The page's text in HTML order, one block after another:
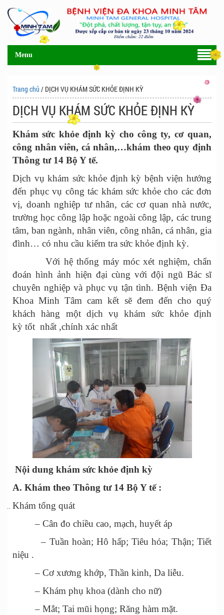
Menu
Trang chủ / DỊCH VỤ KHÁM SỨC KHỎE ĐỊNH KỲ
DỊCH VỤ KHÁM SỨC KHỎE ĐỊNH KỲ
Khám sức khỏe định kỳ cho công ty, cơ quan,
công nhân viên, cá nhân,…khám theo quy định
Thông tư 14 Bộ Y tế.
Dịch vụ khám sức khỏe định kỳ bệnh viện hướng
đến phục vụ công tác khám sức khỏe cho các đơn
vị, doanh nghiệp tư nhân, các cơ quan nhà nước,
trường học công lập hoặc ngoài công lập, các trung
tâm, ban ngành, nhân viên, công nhân, cá nhân, gia
đình… có nhu cầu kiểm tra sức khỏe định kỳ.
Với hệ thống máy móc xét nghiệm, chẩn
đoán hình ảnh hiện đại cùng với đội ngũ Bác sĩ
chuyên nghiệp và phục vụ tận tình. Bệnh viện Đa
Khoa Minh Tâm cam kết sẽ đem đến cho quý
khách hàng một dịch vụ khám sức khỏe định
kỳ tốt nhất ,chính xác nhất
Nội dung khám sức khỏe định kỳ
A. Khám theo Thông tư 14 Bộ Y tế :
Khám tổng quát
– Cân đo chiều cao, mạch, huyết áp
– Tuần hoàn; Hô hấp; Tiêu hóa; Thận; Tiết
niệu .
– Cơ xương khớp, Thần kinh, Da liễu.
– Khám phụ khoa (dành cho nữ)
– Mắt; Tai mũi họng; Răng hàm mặt.